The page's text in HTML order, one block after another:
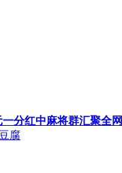
分红中麻将群汇聚全网
腐